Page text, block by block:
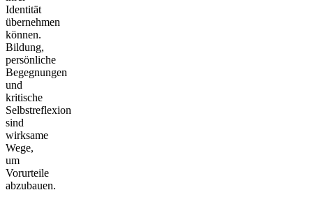
Identität
übernehmen
können.
Bildung,
persönliche
Begegnungen
und
kritische
Selbstreflexion
sind
wirksame
Wege,
um
Vorurteile
abzubauen.